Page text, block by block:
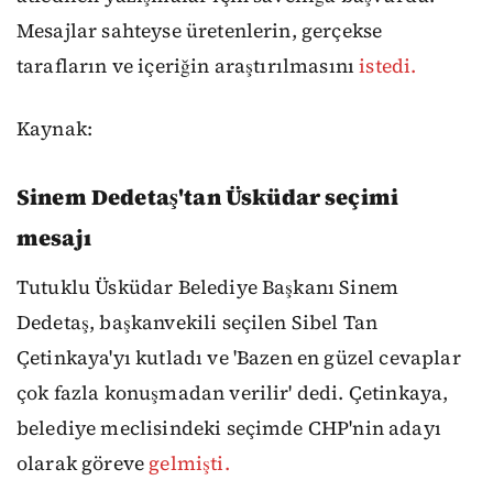
Mesajlar sahteyse üretenlerin, gerçekse
tarafların ve içeriğin araştırılmasınıistedi.
Kaynak:
Sinem Dedetaş'tan Üsküdar seçimi
mesajı
Tutuklu Üsküdar Belediye Başkanı Sinem
Dedetaş, başkanvekili seçilen Sibel Tan
Çetinkaya'yı kutladı ve 'Bazen en güzel cevaplar
çok fazla konuşmadan verilir' dedi. Çetinkaya,
belediye meclisindeki seçimde CHP'nin adayı
olarak göreve gelmişti.